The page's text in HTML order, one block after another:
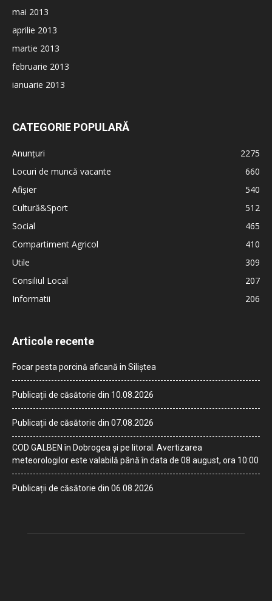
mai 2013
aprilie 2013
martie 2013
februarie 2013
ianuarie 2013
CATEGORIE POPULARĂ
Anunțuri
2275
Locuri de muncă vacante
660
Afișier
540
Cultură&Sport
512
Social
465
Compartiment Agricol
410
Utile
309
Consiliul Local
207
Informatii
206
Articole recente
Focar pesta porcină aficană in Siliștea
Publicații de căsătorie din 10.08.2026
Publicații de căsătorie din 07.08.2026
COD GALBEN în Dobrogea și pe litoral. Avertizarea
meteorologilor este valabilă până în data de 08 august, ora 10:00
Publicații de căsătorie din 06.08.2026